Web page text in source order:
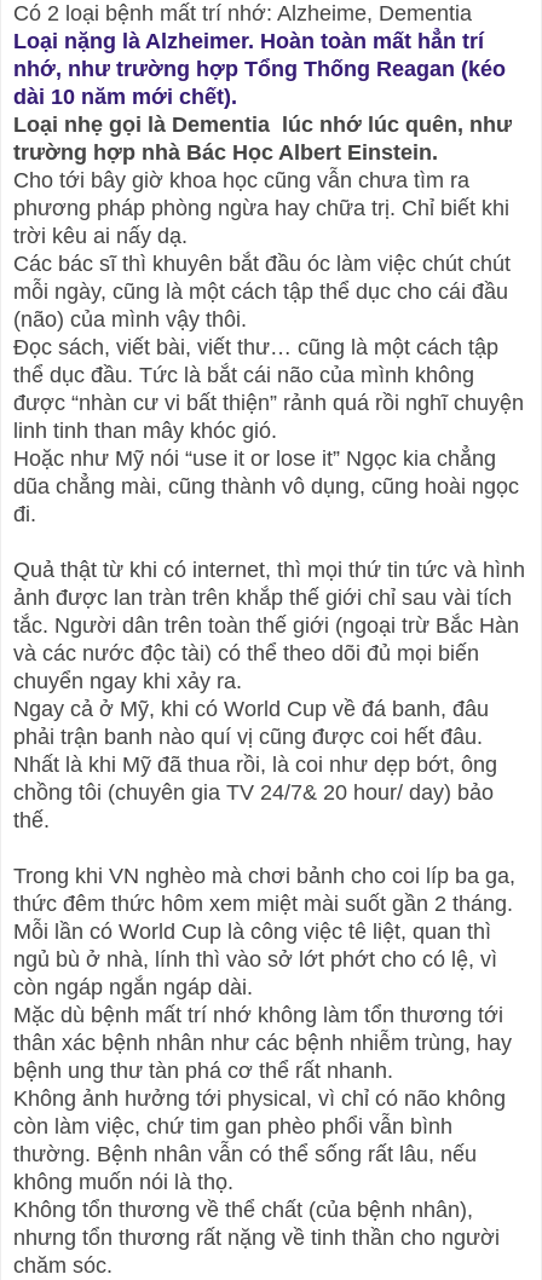
Có 2 loại bệnh mất trí nhớ: Alzheime, Dementia
Loại nặng là Alzheimer. Hoàn toàn mất hẳn trí
nhớ, như trường hợp Tổng Thống Reagan (kéo
dài 10 năm mới chết).
Loại nhẹ gọi là Dementia lúc nhớ lúc quên, như
trường hợp nhà Bác Học Albert Einstein.
Cho tới bây giờ khoa học cũng vẫn chưa tìm ra
phương pháp phòng ngừa hay chữa trị. Chỉ biết khi
trời kêu ai nấy dạ.
Các bác sĩ thì khuyên bắt đầu óc làm việc chút chút
mỗi ngày, cũng là một cách tập thể dục cho cái đầu
(não) của mình vậy thôi.
Đọc sách, viết bài, viết thư… cũng là một cách tập
thể dục đầu. Tức là bắt cái não của mình không
được “nhàn cư vi bất thiện” rảnh quá rồi nghĩ chuyện
linh tinh than mây khóc gió.
Hoặc như Mỹ nói “use it or lose it” Ngọc kia chẳng
dũa chẳng mài, cũng thành vô dụng, cũng hoài ngọc
đi.
Quả thật từ khi có internet, thì mọi thứ tin tức và hình
ảnh được lan tràn trên khắp thế giới chỉ sau vài tích
tắc. Người dân trên toàn thế giới (ngoại trừ Bắc Hàn
và các nước độc tài) có thể theo dõi đủ mọi biến
chuyển ngay khi xảy ra.
Ngay cả ở Mỹ, khi có World Cup về đá banh, đâu
phải trận banh nào quí vị cũng được coi hết đâu.
Nhất là khi Mỹ đã thua rồi, là coi như dẹp bớt, ông
chồng tôi (chuyên gia TV 24/7& 20 hour/ day) bảo
thế.
Trong khi VN nghèo mà chơi bảnh cho coi líp ba ga,
thức đêm thức hôm xem miệt mài suốt gần 2 tháng.
Mỗi lần có World Cup là công việc tê liệt, quan thì
ngủ bù ở nhà, lính thì vào sở lớt phớt cho có lệ, vì
còn ngáp ngắn ngáp dài.
Mặc dù bệnh mất trí nhớ không làm tổn thương tới
thân xác bệnh nhân như các bệnh nhiễm trùng, hay
bệnh ung thư tàn phá cơ thể rất nhanh.
Không ảnh hưởng tới physical, vì chỉ có não không
còn làm việc, chứ tim gan phèo phổi vẫn bình
thường. Bệnh nhân vẫn có thể sống rất lâu, nếu
không muốn nói là thọ.
Không tổn thương về thể chất (của bệnh nhân),
nhưng tổn thương rất nặng về tinh thần cho người
chăm sóc.